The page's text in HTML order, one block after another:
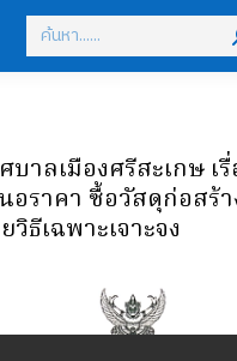
Search:
บาลเมืองศรีสะเกษ เ
อราคา ซื้อวัสดุก่อสร้
วิธีเฉพาะเจาะจง